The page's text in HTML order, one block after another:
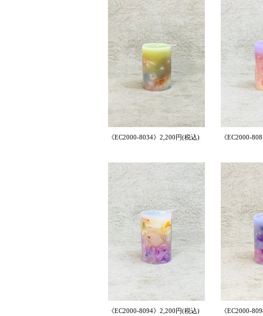
《EC2000-8034》2,200円(税込) 《EC2000-
《EC2000-8094》2,200円(税込) 《EC2000-